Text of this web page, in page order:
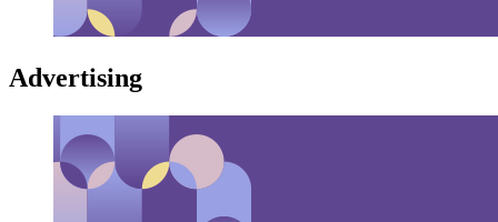
Advertising